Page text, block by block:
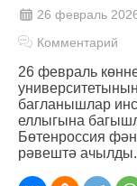
26 февраль
Комментарий
26 февраль
багланышлар
еллыгына
Бөтенроссия
рәвештә ачылды.